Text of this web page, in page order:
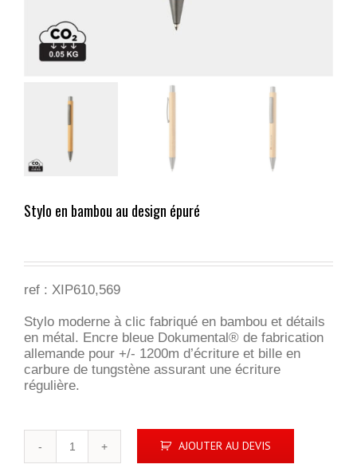
Stylo en bambou au design épuré
ref : XIP610,569
Stylo moderne à clic fabriqué en bambou et détails
en métal. Encre bleue Dokumental® de fabrication
allemande pour +/- 1200m d’écriture et bille en
carbure de tungstène assurant une écriture
régulière.
AJOUTER AU DEVIS